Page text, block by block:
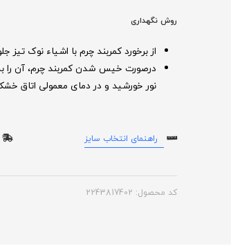
روش نگهداری
از برخورد کمربند چرم با اشیاء نوک تیز
درصورت خیس شدن کمربند چرم، آن را
نور خورشید و در دمای معمولی اتاق
راهنمای انتخاب سایز
کد محصول: 2243817402